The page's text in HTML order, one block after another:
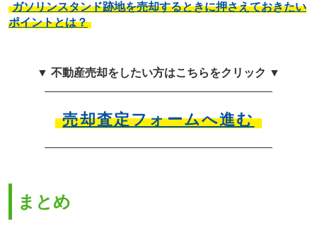
ガソリンスタンド跡地を売却するときに押さえておきたい
ポイントとは？
▼ 不動産売却をしたい方はこちらをクリック ▼
売却査定フォームへ進む
まとめ